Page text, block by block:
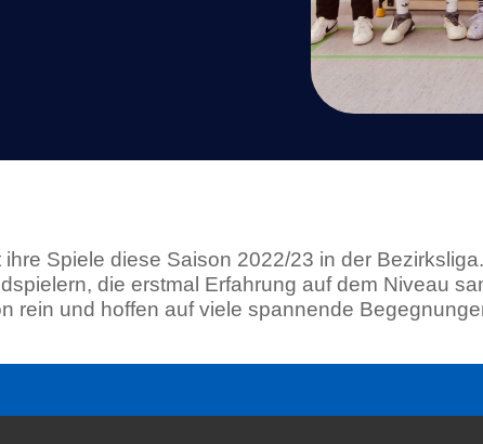
Spiele diese Saison 2022/23 in der
die erstmal Erfahrung auf dem Niveau
rein und hoffen auf viele spannende